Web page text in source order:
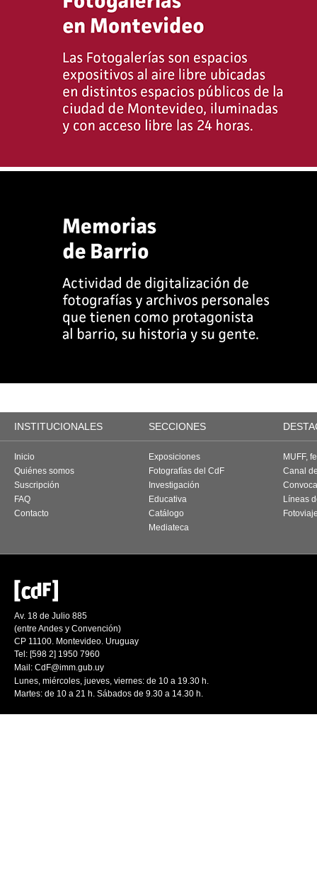
INSTITUCIONALES SECCIONES
Inicio
Quiénes somos
Suscripción
FAQ
Contacto
Exposiciones
Fotografías del CdF
Investigación
Educativa
Catálogo
Mediateca
MUFF,
Canal
Líneas
Av. 18 de Julio 885
(entre Andes y Convención)
CP 11100. Montevideo. Uruguay
Tel: [598 2] 1950 7960
Mail: CdF@imm.gub.uy
Lunes, miércoles, jueves, viernes: de 10 a 19.30 h.
Martes: de 10 a 21 h. Sábados de 9.30 a 14.30 h.